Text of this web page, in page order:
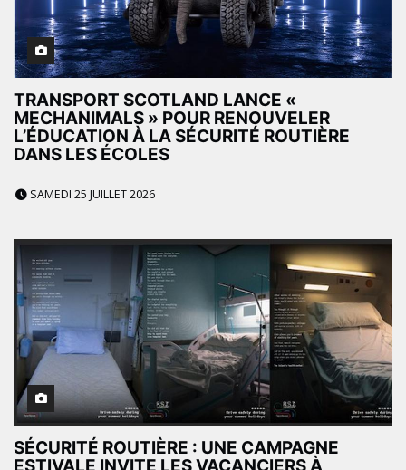
TRANSPORT SCOTLAND LANCE «
MECHANIMALS » POUR RENOUVELER
L’ÉDUCATION À LA SÉCURITÉ ROUTIÈRE
DANS LES ÉCOLES
SAMEDI 25 JUILLET 2026
SÉCURITÉ ROUTIÈRE : UNE CAMPAGNE
ESTIVALE INVITE LES VACANCIERS À